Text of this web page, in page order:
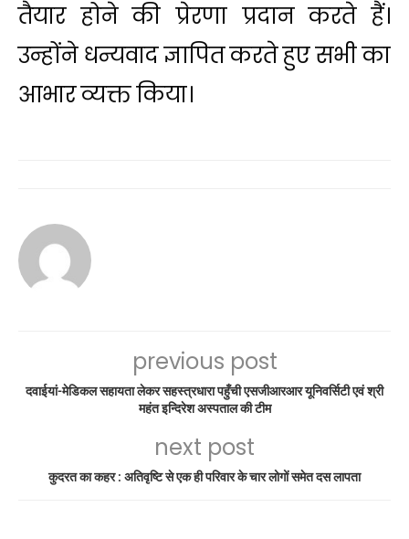
तैयार होने की प्रेरणा प्रदान करते हैं।
उन्होंने धन्यवाद ज्ञापित करते हुए सभी का
आभार व्यक्त किया।
previous post
दवाईयां-मेडिकल सहायता लेकर सहस्त्रधारा पहुँची एसजीआरआर यूनिवर्सिटी एवं श्री
महंत इन्दिरेश अस्पताल की टीम
next post
कुदरत का कहर : अतिवृष्टि से एक ही परिवार के चार लोगों समेत दस लापता